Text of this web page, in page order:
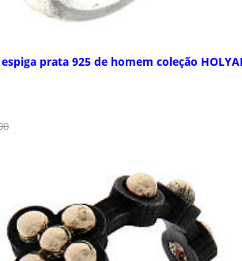
prata 925 de homem coleção